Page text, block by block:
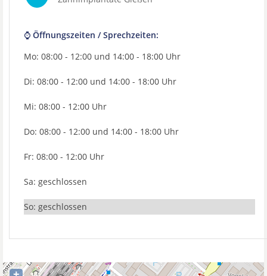
⌚ Öffnungszeiten / Sprechzeiten:
Mo: 08:00 - 12:00 und 14:00 - 18:00 Uhr
Di: 08:00 - 12:00 und 14:00 - 18:00 Uhr
Mi: 08:00 - 12:00 Uhr
Do: 08:00 - 12:00 und 14:00 - 18:00 Uhr
Fr: 08:00 - 12:00 Uhr
Sa: geschlossen
So: geschlossen